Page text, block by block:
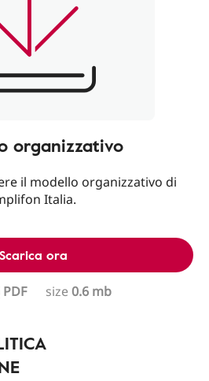
organizzativo
il modello organizzativo di
Italia.
Scarica ora
PDF size 0.6 mb